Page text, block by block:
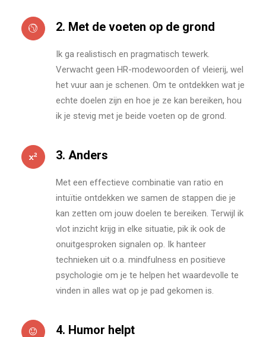
2. Met de voeten op de grond
Ik ga realistisch en pragmatisch tewerk.
Verwacht geen HR-modewoorden of vleierij, wel
het vuur aan je schenen. Om te ontdekken wat je
echte doelen zijn en hoe je ze kan bereiken, hou
ik je stevig met je beide voeten op de grond.
3. Anders
Met een effectieve combinatie van ratio en
intuïtie ontdekken we samen de stappen die je
kan zetten om jouw doelen te bereiken. Terwijl ik
vlot inzicht krijg in elke situatie, pik ik ook de
onuitgesproken signalen op. Ik hanteer
technieken uit o.a. mindfulness en positieve
psychologie om je te helpen het waardevolle te
vinden in alles wat op je pad gekomen is.
4. Humor helpt